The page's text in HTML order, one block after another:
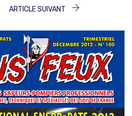
ARTICLE
ARTICLE SUIVANT
ARTICLE